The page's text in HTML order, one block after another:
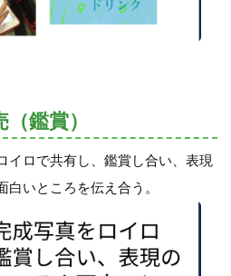
鑑賞）
イロで共有し、鑑賞し合い、表現
いところを伝え合う。